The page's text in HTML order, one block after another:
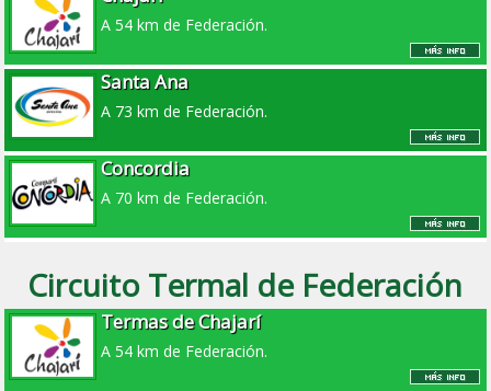
A 54 km de Federación.
Santa Ana
A 73 km de Federación.
Concordia
A 70 km de Federación.
Circuito Termal de Federación
Termas de Chajarí
A 54 km de Federación.